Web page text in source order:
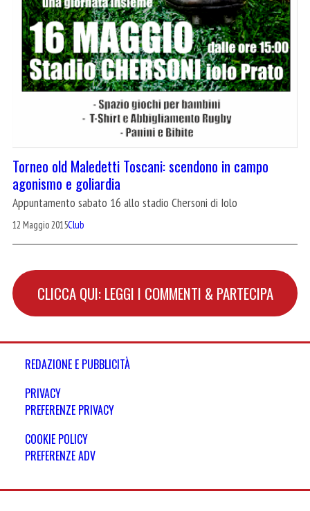
Torneo old Maledetti Toscani: scendono in campo
agonismo e goliardia
Appuntamento sabato 16 allo stadio Chersoni di Iolo
12 Maggio 2015Club
CLICCA QUI: LEGGI I COMMENTI & PARTECIPA
REDAZIONE E PUBBLICITÀ
PRIVACY
PREFERENZE PRIVACY
COOKIE POLICY
PREFERENZE ADV